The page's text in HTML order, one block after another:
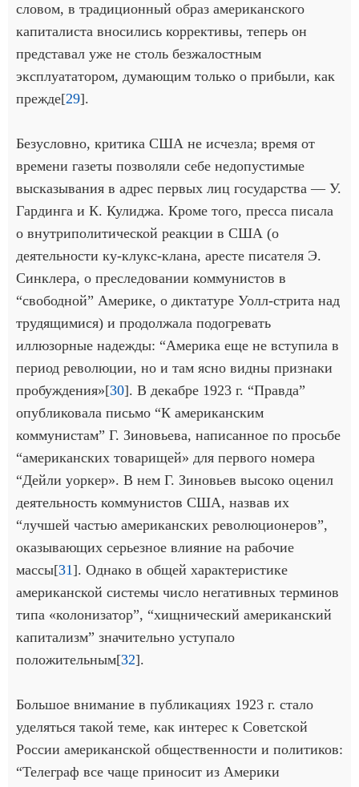
словом, в традиционный образ американского
капиталиста вносились коррективы, теперь он
представал уже не столь безжалостным
эксплуататором, думающим только о прибыли, как
прежде[29].
Безусловно, критика США не исчезла; время от
времени газеты позволяли себе недопустимые
высказывания в адрес первых лиц государства — У.
Гардинга и К. Кулиджа. Кроме того, пресса писала
о внутриполитической реакции в США (о
деятельности ку-клукс-клана, аресте писателя Э.
Синклера, о преследовании коммунистов в
“свободной” Америке, о диктатуре Уолл-стрита над
трудящимися) и продолжала подогревать
иллюзорные надежды: “Америка еще не вступила в
период революции, но и там ясно видны признаки
пробуждения»[30]. В декабре 1923 г. “Правда”
опубликовала письмо “К американским
коммунистам” Г. Зиновьева, написанное по просьбе
“американских товарищей» для первого номера
“Дейли уоркер». В нем Г. Зиновьев высоко оценил
деятельность коммунистов США, назвав их
“лучшей частью американских революционеров”,
оказывающих серьезное влияние на рабочие
массы[31]. Однако в общей характеристике
американской системы число негативных терминов
типа «колонизатор”, “хищнический американский
капитализм” значительно уступало
положительным[32].
Большое внимание в публикациях 1923 г. стало
уделяться такой теме, как интерес к Советской
России американской общественности и политиков:
“Телеграф все чаще приносит из Америки